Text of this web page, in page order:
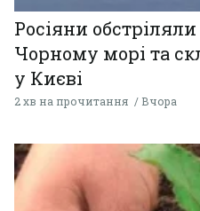
Росіяни
Чорному морі та
у Києві
2 хв на прочитання Вчора